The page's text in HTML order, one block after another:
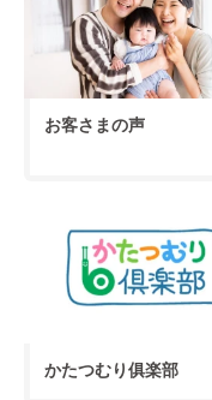
お客さまの声
かたつむり俱楽部